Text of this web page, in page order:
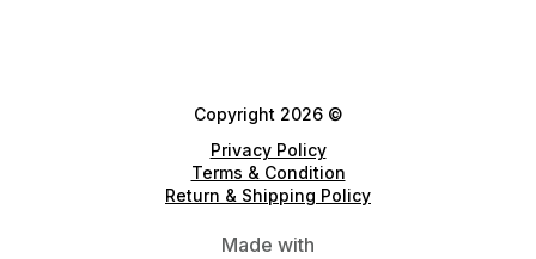
Copyright 2026 ©
Privacy Policy
Terms & Condition
Return & Shipping Policy
Made with